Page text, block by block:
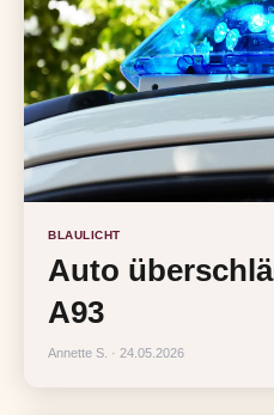
BLAULICHT
Auto
A93
Annette S. · 24.05.2026